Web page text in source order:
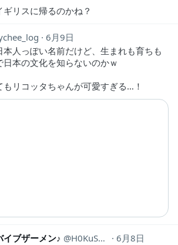
リスに帰るのかね？
6月9日
本人っぽい名前だけど、生まれも育ちも
日本の文化を知らないのかｗ
もリコッタちゃんが可愛すぎる…！
イブザーメン♪ H0KuSuSIk0LEiii
6月8日